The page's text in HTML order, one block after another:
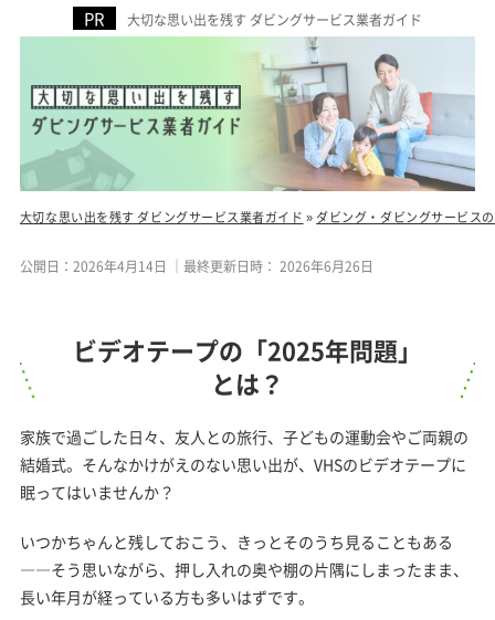
大切な思い出を残す ダビングサービス業者ガイド
大切な思い出を残す ダビングサービス業者ガイド » ダビング・ダビングサービス
公開日： 2026年4月14日 ｜最終更新日時： 2026年6月26日
ビデオテープの「2025年問題」
とは？
家族で過ごした日々、友人との旅行、子どもの運動会やご両親の
結婚式。そんなかけがえのない思い出が、VHSのビデオテープに
眠ってはいませんか？
いつかちゃんと残しておこう、きっとそのうち見ることもある
――そう思いながら、押し入れの奥や棚の片隅にしまったまま、
長い年月が経っている方も多いはずです。